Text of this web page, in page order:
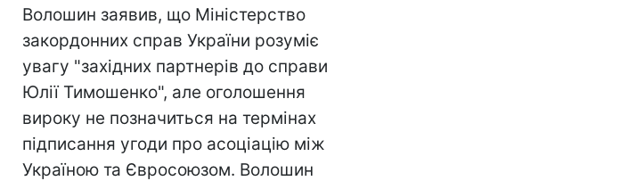
Волошин заявив, що Міністерство
закордонних справ України розуміє
увагу "західних партнерів до справи
Юлії Тимошенко", але оголошення
вироку не позначиться на термінах
підписання угоди про асоціацію між
Україною та Євросоюзом. Волошин